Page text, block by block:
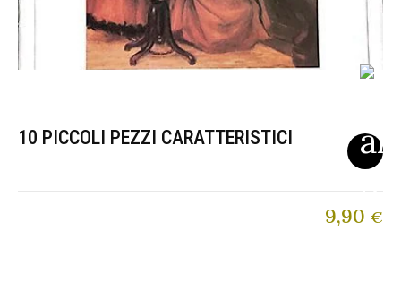
10 PICCOLI PEZZI CARATTERISTICI
9,90 €